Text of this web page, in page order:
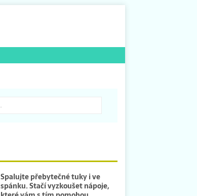
Spalujte přebytečné tuky i ve
spánku. Stačí vyzkoušet nápoje,